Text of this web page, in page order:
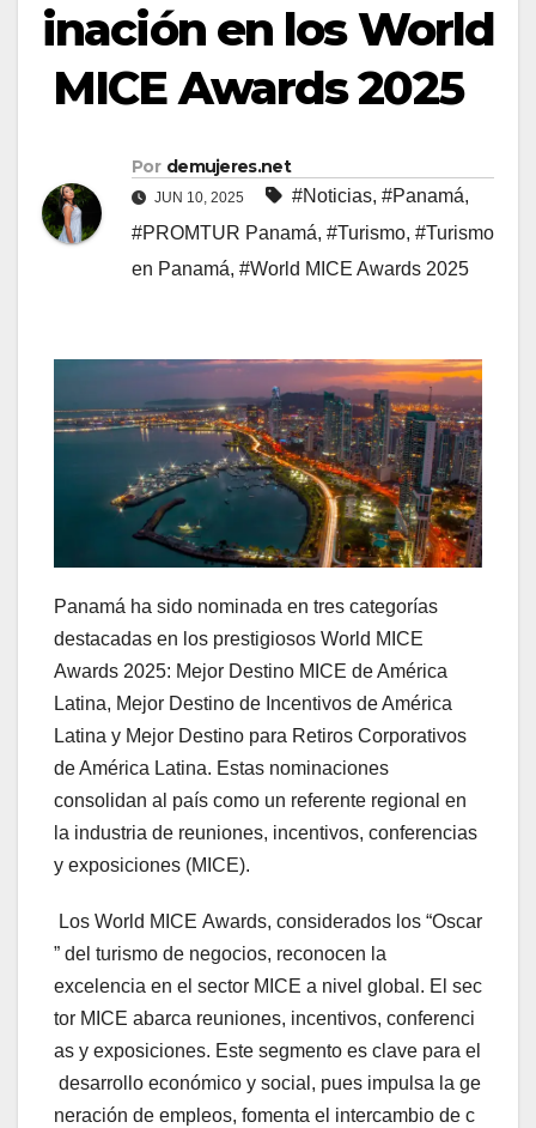
inación en los World
MICE Awards 2025
Por demujeres.net
JUN 10, 2025 #Noticias, #Panamá,
#PROMTUR Panamá, #Turismo, #Turismo
en Panamá, #World MICE Awards 2025
Panamá ha sido nominada en tres categorías
destacadas en los prestigiosos World MICE
Awards 2025: Mejor Destino MICE de América
Latina, Mejor Destino de Incentivos de América
Latina y Mejor Destino para Retiros Corporativos
de América Latina. Estas nominaciones
consolidan al país como un referente regional en
la industria de reuniones, incentivos, conferencias
y exposiciones (MICE).
Los World MICE Awards, considerados los “Oscar
” del turismo de negocios, reconocen la
excelencia en el sector MICE a nivel global. El sec
tor MICE abarca reuniones, incentivos, conferenci
as y exposiciones. Este segmento es clave para el
desarrollo económico y social, pues impulsa la ge
neración de empleos, fomenta el intercambio de c